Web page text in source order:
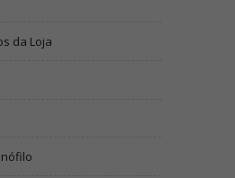
da Loja